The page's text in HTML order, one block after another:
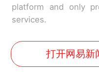
platform and only
services.
打开网易新